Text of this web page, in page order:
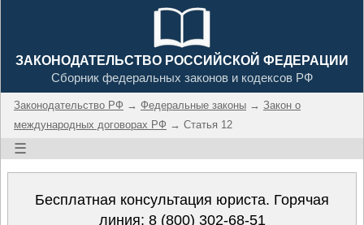
ЗАКОНОДАТЕЛЬСТВО РОССИЙСКОЙ ФЕДЕРАЦИИ
Сборник федеральных законов и кодексов РФ
Законодательство РФ → Федеральные законы → Закон о
международных договорах РФ → Статья 12
☰
Бесплатная консультация юриста. Горячая
линия: 8 (800) 302-68-51